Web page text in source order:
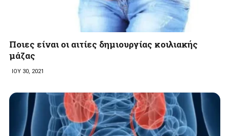
Ποιες είναι οι αιτίες δημιουργίας κοιλιακής
μάζας
ΙΟΥ 30, 2021